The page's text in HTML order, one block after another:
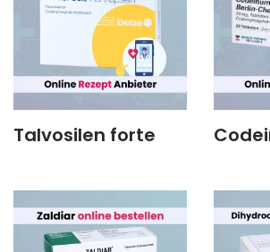
Talvosilen forte